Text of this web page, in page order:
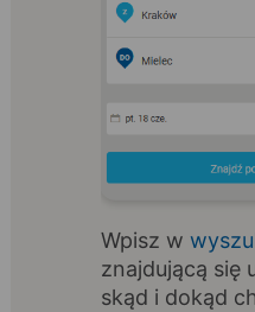
Wpisz w
znajdującą się
skąd i dokąd